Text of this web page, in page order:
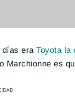
días eraToyota la
Marchionne es